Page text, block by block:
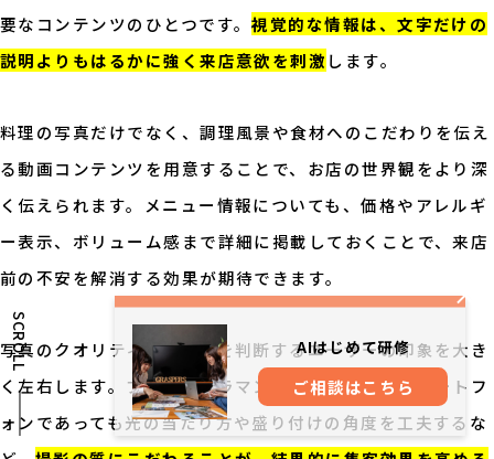
SCROLL AIはじめて研修
ご相談はこちら
要なコンテンツのひとつです。視覚的な情報は、文字だけの
説明よりもはるかに強く来店意欲を刺激 します。
料理の写真だけでなく、調理風景や食材へのこだわりを伝え
る動画コンテンツを用意することで、お店の世界観をより深
く伝えられます。メニュー情報についても、価格やアレルギ
ー表示、ボリューム感まで詳細に掲載しておくことで、来店
前の不安を解消する効果が期待できます。
写真のクオリティは、来店を判断するユーザーの印象を大き
く左右します。プロのカメラマンに依頼するか、スマートフ
ォンであっても光の当たり方や盛り付けの角度を工夫するな